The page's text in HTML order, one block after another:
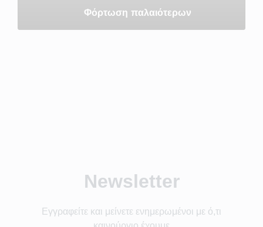
Φόρτωση παλαιότερων